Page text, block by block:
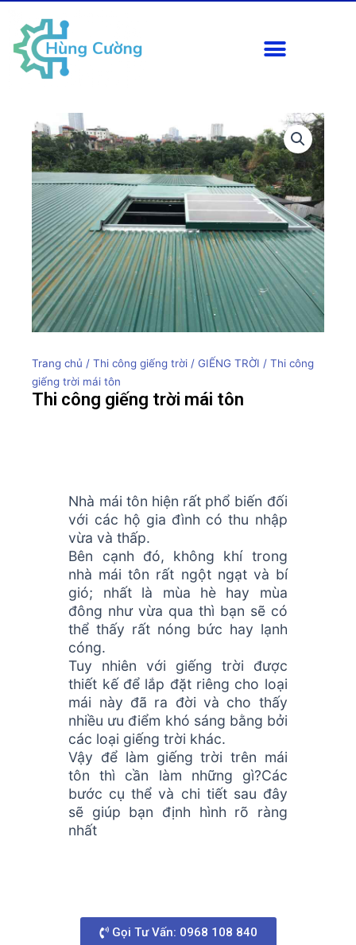
Trang chủ / Thi công giếng trời / GIẾNG TRỜI / Thi công
giếng trời mái tôn
Thi công giếng trời mái tôn
Nhà mái tôn hiện rất phổ biến đối
với các hộ gia đình có thu nhập
vừa và thấp.
Bên cạnh đó, không khí trong
nhà mái tôn rất ngột ngạt và bí
gió; nhất là mùa hè hay mùa
đông như vừa qua thì bạn sẽ có
thể thấy rất nóng bức hay lạnh
cóng.
Tuy nhiên với giếng trời được
thiết kế để lắp đặt riêng cho loại
mái này đã ra đời và cho thấy
nhiều ưu điểm khó sáng bằng bởi
các loại giếng trời khác.
Vậy để làm giếng trời trên mái
tôn thì cần làm những gì?Các
bước cụ thể và chi tiết sau đây
sẽ giúp bạn định hình rõ ràng
nhất
Gọi Tư Vấn: 0968 108 840